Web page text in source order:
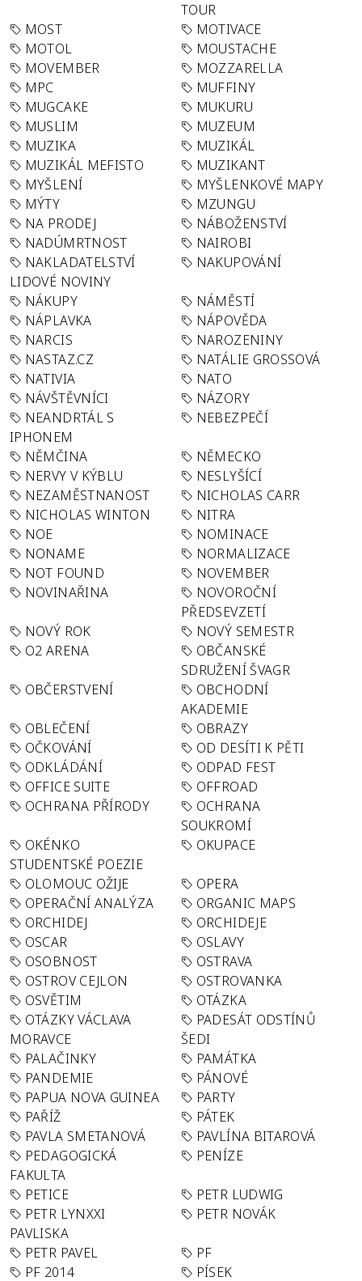
TOUR
MOST
MOTIVACE
MOTOL
MOUSTACHE
MOVEMBER
MOZZARELLA
MPC
MUFFINY
MUGCAKE
MUKURU
MUSLIM
MUZEUM
MUZIKA
MUZIKÁL
MUZIKÁL MEFISTO
MUZIKANT
MYŠLENÍ
MYŠLENKOVÉ MAPY
MÝTY
MZUNGU
NA PRODEJ
NÁBOŽENSTVÍ
NADÚMRTNOST
NAIROBI
NAKLADATELSTVÍ
LIDOVÉ NOVINY
NAKUPOVÁNÍ
NÁKUPY
NÁMĚSTÍ
NÁPLAVKA
NÁPOVĚDA
NARCIS
NAROZENINY
NASTAZ.CZ
NATÁLIE GROSSOVÁ
NATIVIA
NATO
NÁVŠTĚVNÍCI
NÁZORY
NEANDRTÁL S
IPHONEM
NEBEZPEČÍ
NĚMČINA
NĚMECKO
NERVY V KÝBLU
NESLYŠÍCÍ
NEZAMĚSTNANOST
NICHOLAS CARR
NICHOLAS WINTON
NITRA
NOE
NOMINACE
NONAME
NORMALIZACE
NOT FOUND
NOVEMBER
NOVINAŘINA
NOVOROČNÍ
PŘEDSEVZETÍ
NOVÝ ROK
NOVÝ SEMESTR
O2 ARENA
OBČANSKÉ
SDRUŽENÍ ŠVAGR
OBČERSTVENÍ
OBCHODNÍ
AKADEMIE
OBLEČENÍ
OBRAZY
OČKOVÁNÍ
OD DESÍTI K PĚTI
ODKLÁDÁNÍ
ODPAD FEST
OFFICE SUITE
OFFROAD
OCHRANA PŘÍRODY
OCHRANA
SOUKROMÍ
OKÉNKO
STUDENTSKÉ POEZIE
OKUPACE
OLOMOUC OŽIJE
OPERA
OPERAČNÍ ANALÝZA
ORGANIC MAPS
ORCHIDEJ
ORCHIDEJE
OSCAR
OSLAVY
OSOBNOST
OSTRAVA
OSTROV CEJLON
OSTROVANKA
OSVĚTIM
OTÁZKA
OTÁZKY VÁCLAVA
MORAVCE
PADESÁT ODSTÍNŮ
ŠEDI
PALAČINKY
PAMÁTKA
PANDEMIE
PÁNOVÉ
PAPUA NOVA GUINEA
PARTY
PAŘÍŽ
PÁTEK
PAVLA SMETANOVÁ
PAVLÍNA BITAROVÁ
PEDAGOGICKÁ
FAKULTA
PENÍZE
PETICE
PETR LUDWIG
PETR LYNXXI
PAVLISKA
PETR NOVÁK
PETR PAVEL
PF
PF 2014
PÍSEK